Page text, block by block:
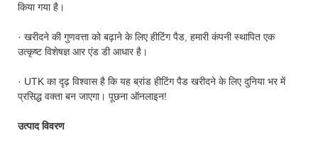
किया गया है।
· खरीदने की गुणवत्ता को बढ़ाने के लिए हीटिंग पैड, हमारी कंपनी स्थापित एक
उत्कृष्ट विशेषज्ञ आर एंड डी आधार है।
· UTK का दृढ़ विश्वास है कि यह ब्रांड हीटिंग पैड खरीदने के लिए दुनिया भर में
प्रसिद्ध वक्ता बन जाएगा। पूछना ऑनलाइन!
उत्पाद विवरण